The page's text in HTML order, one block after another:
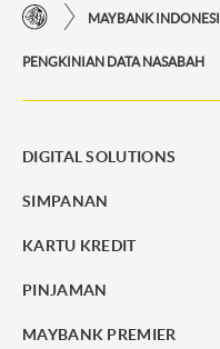
PENGKINIAN DATA NASABAH
DIGITAL SOLUTIONS
SIMPANAN
KARTU KREDIT
PINJAMAN
MAYBANK PREMIER